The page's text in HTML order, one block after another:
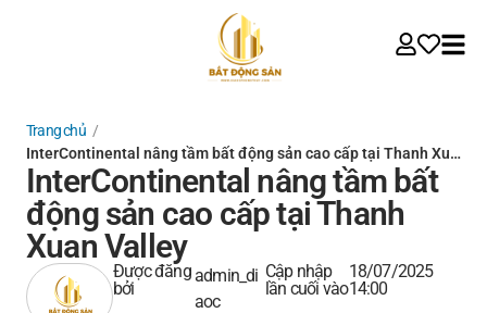
Trang chủ /
InterContinental nâng tầm bất động sản cao cấp tại Thanh Xu…
InterContinental nâng tầm bất
động sản cao cấp tại Thanh
Xuan Valley
Được đăng
bởi
admin_di
aoc
Cập nhập
lần cuối vào
18/07/2025
14:00